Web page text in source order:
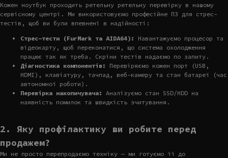
Кожен ноутбук проходить ретельну ретельну перевірку в нашому
сервісному центрі. Ми використовуємо професійне ПЗ для стрес-
тестів, щоб ви були впевнені в надійності:
Стрес-тести (FurMark та AIDA64):
Навантажуємо процесор та
відеокарту, щоб переконатися, що система охолодження
працює так як треба. Скріни тестів надаємо по запиту.
Діагностика компонентів:
Перевіряємо кожен порт (USB,
HDMI), клавіатуру, тачпад, веб-камеру та стан батареї (час
автономної роботи).
Перевірка накопичувача:
Аналізуємо стан SSD/HDD на
наявність помилок та швидкість зчитування.
2. Яку профілактику ви робите перед
продажем?
Ми не просто перепродаємо техніку — ми готуємо її до